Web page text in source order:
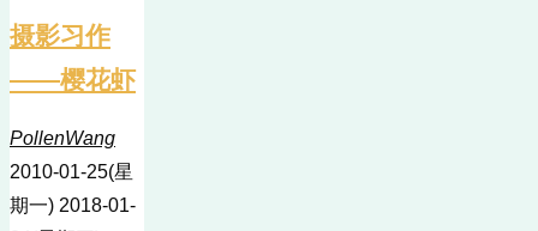
摄影习作
——樱花虾
PollenWang
2010-01-25(星
期一) 2018-01-